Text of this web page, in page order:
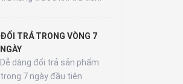
ĐỔI TRẢ TRONG VÒNG 7
NGÀY
Dễ dàng đổi trả sản phẩm
trong 7 ngày đầu tiên